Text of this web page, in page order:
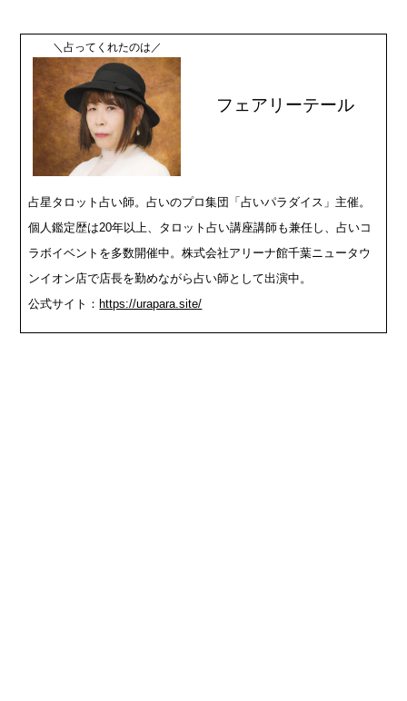
＼占ってくれたのは／
フェアリーテール
占星タロット占い師。占いのプロ集団「占いパラダイス」主催。
個人鑑定歴は20年以上、タロット占い講座講師も兼任し、占いコ
ラボイベントを多数開催中。株式会社アリーナ館千葉ニュータウ
ンイオン店で店長を勤めながら占い師として出演中。
公式サイト：https://urapara.site/